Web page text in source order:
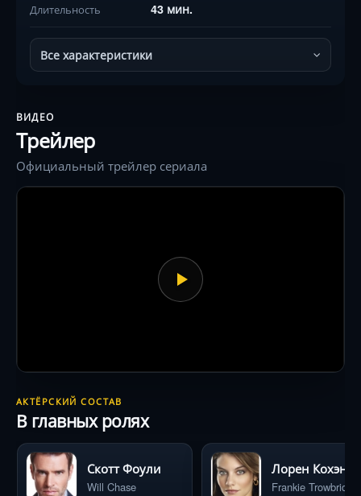
Длительность 43 мин.
Все характеристики
ВИДЕО
Трейлер
Официальный трейлер сериала
АКТЁРСКИЙ СОСТАВ
В главных ролях
Скотт Фоули
Will Chase
Лорен Кохэн
Frankie Trowbridge